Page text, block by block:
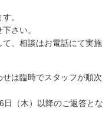
。
さい。
、相談はお電話にて実施
は臨時でスタッフが順次
日（木）以降のご返答とな